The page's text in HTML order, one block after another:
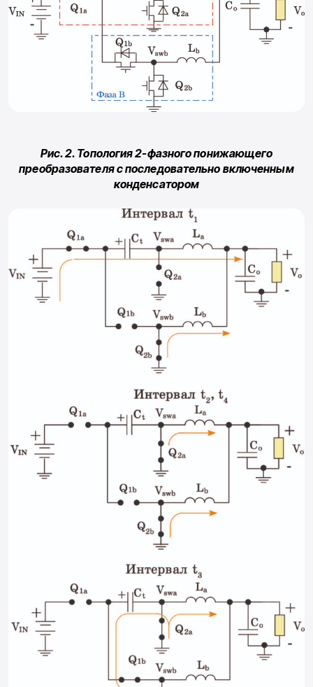
Рис. 2. Топология 2-фазного понижающего
преобразователя с последовательно включенным
конденсатором